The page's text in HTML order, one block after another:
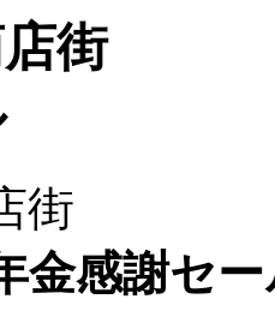
前商
街
感謝セー